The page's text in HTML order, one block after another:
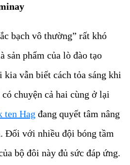
bạch vô thường” rất khó
sản phẩm của lò đào tạo
vẫn biết cách tỏa sáng khi
chuyện cả hai cùng ở lại
ten Hag đang quyết tâm nâng
Đối với nhiều đội bóng tầm
bộ đôi này đủ sức đáp ứng.